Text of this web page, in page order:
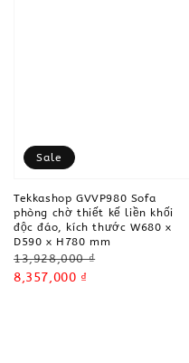
Sale
Tekkashop GVVP980 Sofa
phòng chờ thiết kế liền khối
độc đáo, kích thước W680 x
D590 x H780 mm
Regular
price
13,928,000 ₫
Sale
8,357,000 ₫